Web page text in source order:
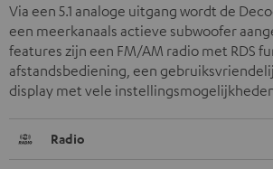
Via een 5.1 analoge uitgang wordt de
een meerkanaals actieve subwoofer
features zijn een FM/AM radio met RDS
afstandsbediening, een
display met vele
Radio